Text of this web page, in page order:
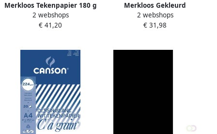
Merkloos Tekenpapier 180 g
ft 21 x 29 7 cm A4 pak van
500 vel
2 webshops
€ 41,20
Merkloos Gekleurd
tekenpapier 120 g ft 25 x 35
cm geassorteerde kleuren
2 webshops
€ 31,98